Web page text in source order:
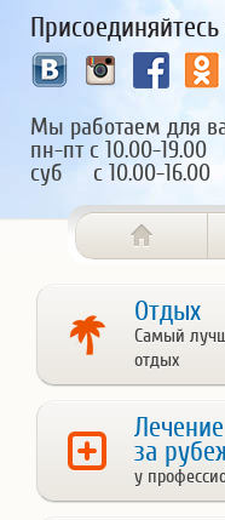
Мы работаем для
пн-пт с 10.00-19.00
суб с 10.00-16.00
Отдых
Самый
отдых
Лечение
за
у